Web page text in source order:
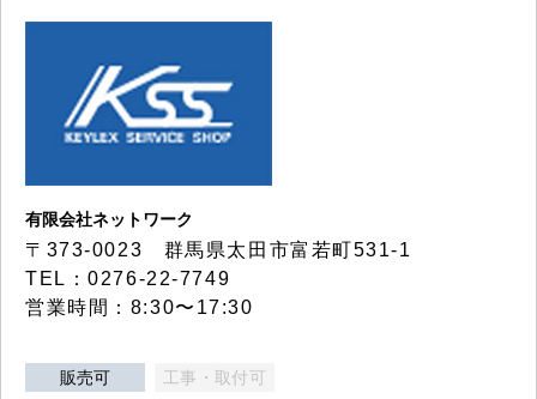
有限会社ネットワーク
〒373-0023 群馬県太田市富若町531-1
TEL：0276-22-7749
営業時間：8:30〜17:30
販売可 工事・取付可